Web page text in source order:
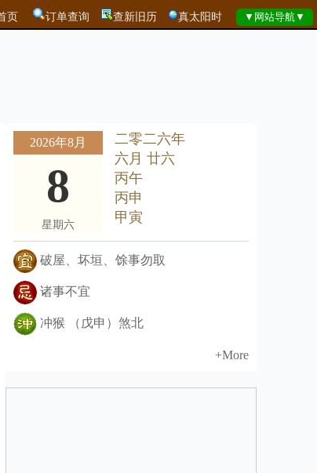
页 订单查询 查新旧历 真太阳时
2026年8月
8
星期六
二零二六年
六月 廿六
丙午
丙申
甲寅
破屋、坏垣、馀事勿取
诸事不宜
冲猴 （戊申）煞北
+More